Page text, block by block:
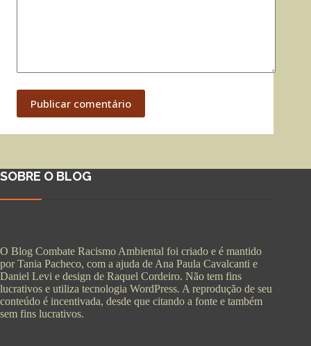
Publicar comentário
SOBRE O BLOG
O Blog Combate Racismo Ambiental foi criado e é mantido
por Tania Pacheco, com a ajuda de Ana Paula Cavalcanti e
Daniel Levi e design de Raquel Cordeiro. Não tem fins
lucrativos e utiliza tecnologia WordPress. A reprodução de seu
conteúdo é incentivada, desde que citando a fonte e também
sem fins lucrativos.